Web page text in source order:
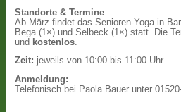
Standorte & Termine
Ab März findet das Senioren-Yoga in
Bega (1×) und Selbeck (1×) statt. Die
und kostenlos
Zeit: jeweils von 10:00 bis 11:00 Uhr
Anmeldung:
Telefonisch bei Paola Bauer unter